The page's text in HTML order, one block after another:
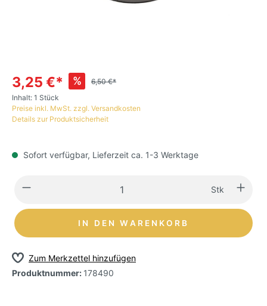
3,25 €* %
6,50 €*
Inhalt: 1 Stück
Preise inkl. MwSt. zzgl. Versandkosten
Details zur Produktsicherheit
Sofort verfügbar, Lieferzeit ca. 1-3 Werktage
Stk
IN DEN WARENKORB
Zum Merkzettel hinzufügen
Produktnummer: 178490